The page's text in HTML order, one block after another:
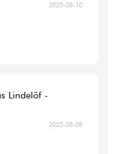
2025-08-10
Lindelöf -
2025-08-08